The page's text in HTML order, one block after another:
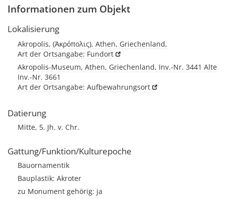
Informationen zum Objekt
Lokalisierung
Akropolis, (Ἀκρόπολις), Athen, Griechenland,
Art der Ortsangabe: Fundort
Akropolis-Museum, Athen, Griechenland, Inv.-Nr. 3441 Alte
Inv.-Nr. 3661
Art der Ortsangabe: Aufbewahrungsort
Datierung
Mitte, 5. Jh. v. Chr.
Gattung/Funktion/Kulturepoche
Bauornamentik
Bauplastik: Akroter
zu Monument gehörig: ja